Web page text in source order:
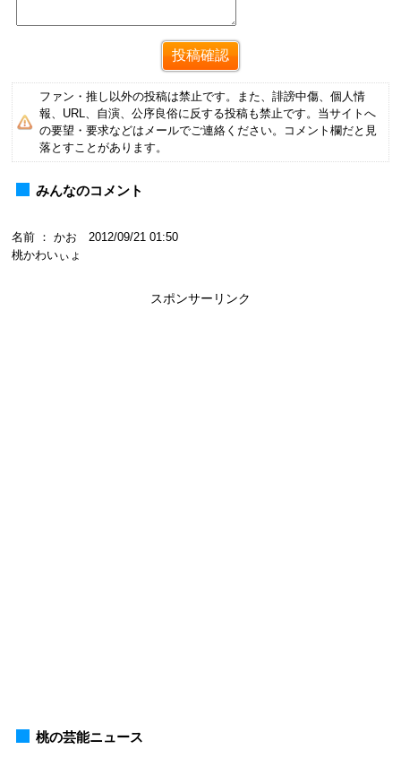
ファン・推し以外の投稿は禁止です。また、誹謗中傷、個人情
報、URL、自演、公序良俗に反する投稿も禁止です。当サイトへ
の要望・要求などはメールでご連絡ください。コメント欄だと見
落とすことがあります。
みんなのコメント
名前 ： かお 2012/09/21 01:50
桃かわいぃょ
スポンサーリンク
桃の芸能ニュース